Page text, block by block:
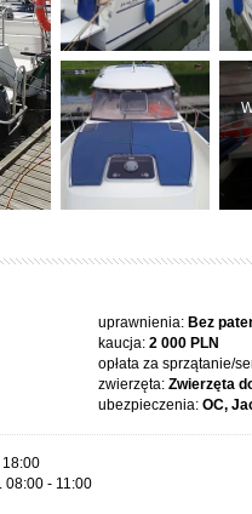
uprawnienia: Bez
kaucja: 2 000 PLN
opłata za sprzątanie/
zwierzęta: Zwierzęta
ubezpieczenia: OC,
08:00 - 11:00